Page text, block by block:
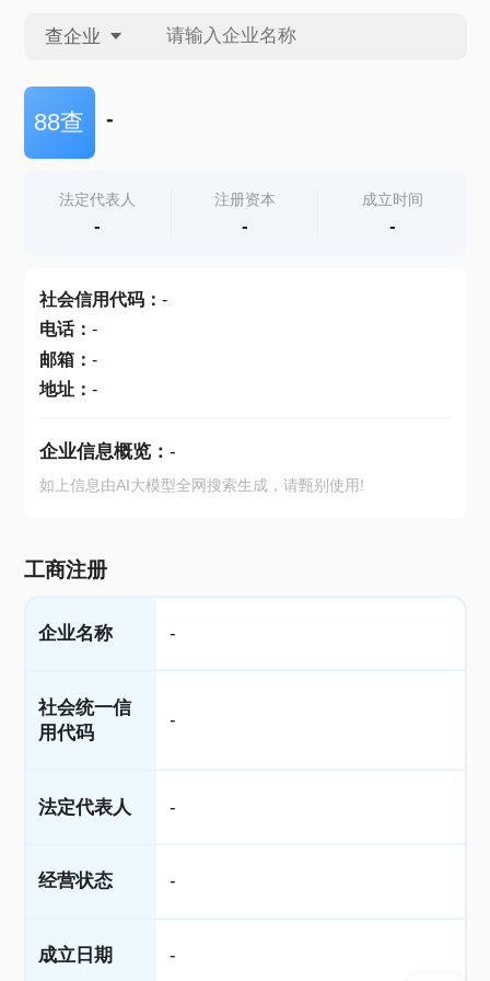
查企业
查企业
查产地
88查 -
法定代表人
-
注册资本
-
成立时间
-
社会信用代码： -
电话： -
邮箱： -
地址： -
企业信息概览： -
如上信息由AI大模型全网搜索生成，请甄别使用!
工商注册
企业名称 -
社会统一信
用代码
-
法定代表人 -
经营状态 -
成立日期 -